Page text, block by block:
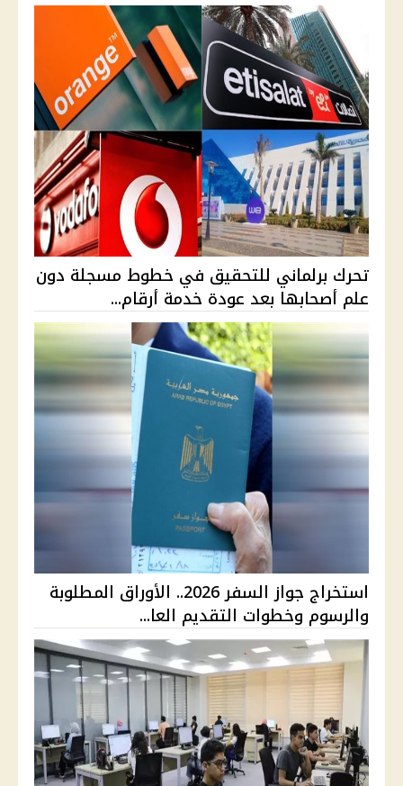
تحرك برلماني للتحقيق في خطوط مسجلة دون
علم أصحابها بعد عودة خدمة أرقام...
استخراج جواز السفر 2026.. الأوراق المطلوبة
والرسوم وخطوات التقديم العا...